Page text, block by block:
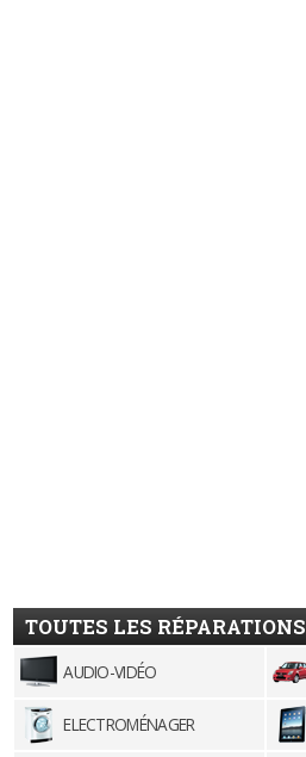
TOUTES LES RÉPARATIONS
AUDIO-VIDÉO
ELECTROMÉNAGER